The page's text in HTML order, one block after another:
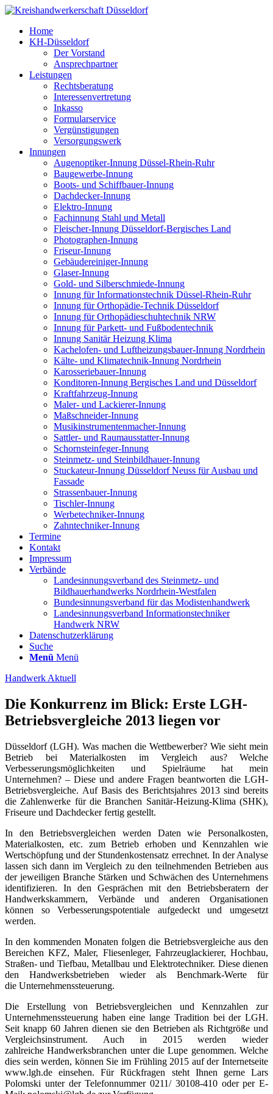
Home
KH-Düsseldorf
Der Vorstand
Ansprechpartner
Leistungen
Rechtsberatung
Interessenvertretung
Inkasso
Formularservice
Vergünstigungen
Versorgungswerk
Innungen
Augenoptiker-Innung Düssel-Rhein-Ruhr
Baugewerbe-Innung
Boots- und Schiffbauer-Innung
Dachdecker-Innung
Elektro-Innung
Fachinnung Stahl und Metall
Fleischer-Innung Düsseldorf-Bergisches Land
Photographen-Innung
Friseur-Innung
Gebäudereiniger-Innung
Glaser-Innung
Gold- und Silberschmiede-Innung
Innung für Informationstechnik Düssel-Rhein-Ruhr
Innung für Orthopädie-Technik Düsseldorf
Innung für Orthopädieschuhtechnik NRW
Innung für Parkett- und Fußbodentechnik
Innung Sanitär Heizung Klima
Kachelofen- und Luftheizungsbauer-Innung Nordrhein
Kälte- und Klimatechnik-Innung Nordrhein
Karosseriebauer-Innung
Konditoren-Innung Bergisches Land und Düsseldorf
Kraftfahrzeug-Innung
Maler- und Lackierer-Innung
Maßschneider-Innung
Musikinstrumentenmacher-Innung
Sattler- und Raumausstatter-Innung
Schornsteinfeger-Innung
Steinmetz- und Steinbildhauer-Innung
Stuckateur-Innung Düsseldorf Neuss für Ausbau und
Fassade
Strassenbauer-Innung
Tischler-Innung
Werbetechniker-Innung
Zahntechniker-Innung
Termine
Kontakt
Impressum
Verbände
Landesinnungsverband des Steinmetz- und
Bildhauerhandwerks Nordrhein-Westfalen
Bundesinnungsverband für das Modistenhandwerk
Landesinnungsverband Informationstechniker
Handwerk NRW
Datenschutzerklärung
Suche
Menü Menü
Handwerk Aktuell
Die Konkurrenz im Blick: Erste LGH-
Betriebsvergleiche 2013 liegen vor
Düsseldorf (LGH). Was machen die Wettbewerber? Wie sieht mein
Betrieb bei Materialkosten im Vergleich aus? Welche
Verbesserungsmöglichkeiten und Spielräume hat mein
Unternehmen? – Diese und andere Fragen beantworten die LGH-
Betriebsvergleiche. Auf Basis des Berichtsjahres 2013 sind bereits
die Zahlenwerke für die Branchen Sanitär-Heizung-Klima (SHK),
Friseure und Dachdecker fertig gestellt.
In den Betriebsvergleichen werden Daten wie Personalkosten,
Materialkosten, etc. zum Betrieb erhoben und Kennzahlen wie
Wertschöpfung und der Stundenkostensatz errechnet. In der Analyse
lassen sich dann im Vergleich zu den teilnehmenden Betrieben aus
der jeweiligen Branche Stärken und Schwächen des Unternehmens
identifizieren. In den Gesprächen mit den Betriebsberatern der
Handwerkskammern, Verbände und anderen Organisationen
können so Verbesserungspotentiale aufgedeckt und umgesetzt
werden.
In den kommenden Monaten folgen die Betriebsvergleiche aus den
Bereichen KFZ, Maler, Fliesenleger, Fahrzeuglackierer, Hochbau,
Straßen- und Tiefbau, Metallbau und Elektrotechniker. Diese dienen
den Handwerksbetrieben wieder als Benchmark-Werte für
die Unternehmenssteuerung.
Die Erstellung von Betriebsvergleichen und Kennzahlen zur
Unternehmenssteuerung haben eine lange Tradition bei der LGH.
Seit knapp 60 Jahren dienen sie den Betrieben als Richtgröße und
Vergleichsinstrument. Auch in 2015 werden wieder
zahlreiche Handwerksbranchen unter die Lupe genommen. Welche
dies sein werden, können Sie im Frühling 2015 auf der Internetseite
www.lgh.deeinsehen. Für Rückfragen steht Ihnen gerne Lars
Polomski unter der Telefonnummer 0211/ 30108-410 oder per E-